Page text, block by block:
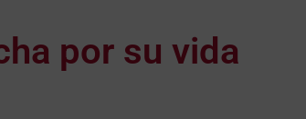
por su vida